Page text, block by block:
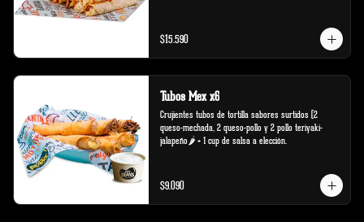
$15.590
Tubos Mex x6
Crujientes tubos de tortilla sabores surtidos (2
queso-mechada, 2 queso-pollo y 2 pollo teriyaki-
jalapeño🌶️ + 1 cup de salsa a elección.
$9.090